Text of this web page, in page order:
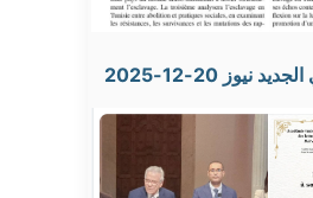
نيوز 20-12-2025